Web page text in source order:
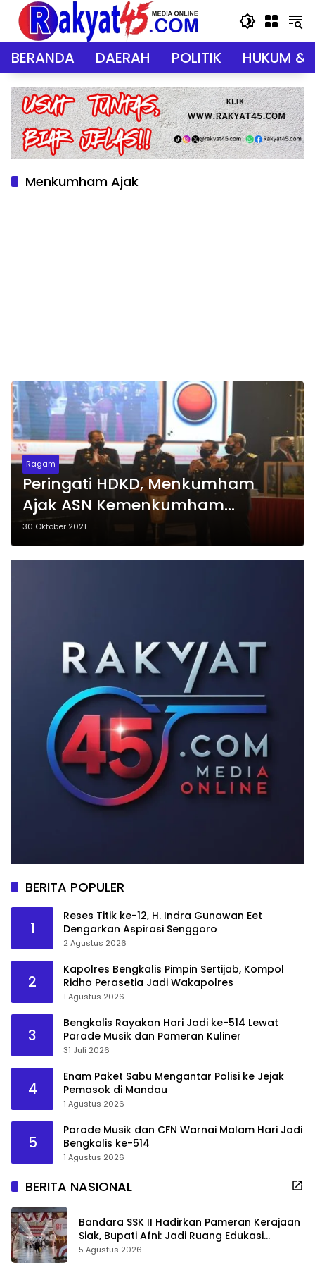
Langsung
konten
BERANDA DAERAH POLITIK HUKUM &
Menkumham Ajak
Ragam
Peringati HDKD, Menkumham
Ajak ASN Kemenkumham
Wujudkan Nilai Semakin PASTI
30 Oktober 2021
BERITA POPULER
1
Reses Titik ke-12, H. Indra Gunawan Eet
Dengarkan Aspirasi Senggoro
2 Agustus 2026
2
Kapolres Bengkalis Pimpin Sertijab, Kompol
Ridho Perasetia Jadi Wakapolres
1 Agustus 2026
3
Bengkalis Rayakan Hari Jadi ke-514 Lewat
Parade Musik dan Pameran Kuliner
31 Juli 2026
4
Enam Paket Sabu Mengantar Polisi ke Jejak
Pemasok di Mandau
1 Agustus 2026
5
Parade Musik dan CFN Warnai Malam Hari Jadi
Bengkalis ke-514
1 Agustus 2026
BERITA NASIONAL
Bandara SSK II Hadirkan Pameran Kerajaan
Siak, Bupati Afni: Jadi Ruang Edukasi
Sejarah Riau
5 Agustus 2026